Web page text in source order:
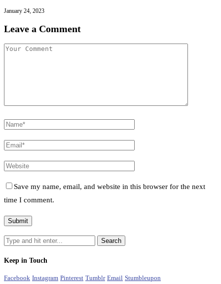
January 24, 2023
Leave a Comment
Save my name, email, and website in this browser for the next
time I comment.
Keep in Touch
Facebook Instagram Pinterest Tumblr Email Stumbleupon